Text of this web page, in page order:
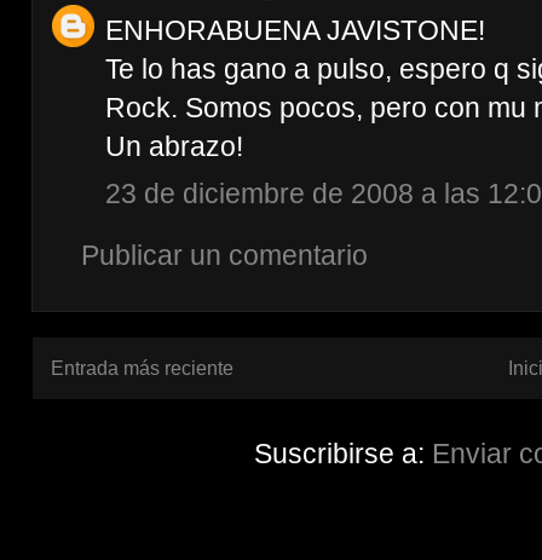
ENHORABUENA JAVISTONE!
Te lo has gano a pulso, espero q
Rock. Somos pocos, pero con mu
Un abrazo!
23 de diciembre de 2008 a las
Publicar un comentario
Entrada más reciente
Suscribirse a: Enviar